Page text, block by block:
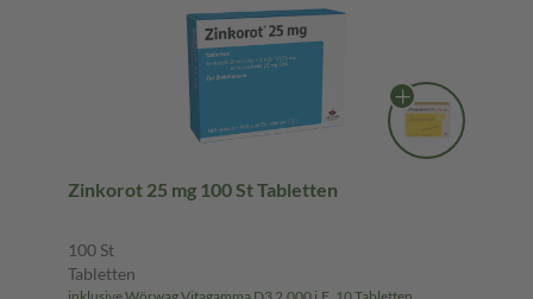
Zinkorot 25 mg 100 St Tabletten
100 St
Tabletten